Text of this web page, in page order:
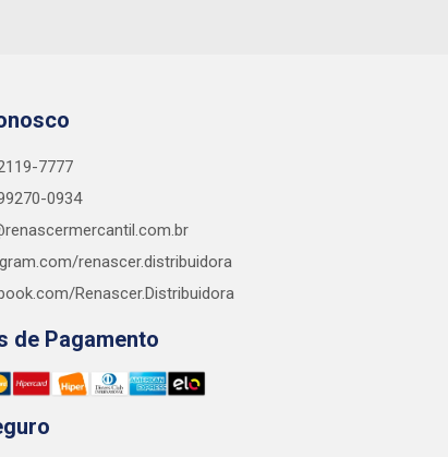
7777
0934
renascer.distribuidora
Renascer.Distribuidora
de Pagamento